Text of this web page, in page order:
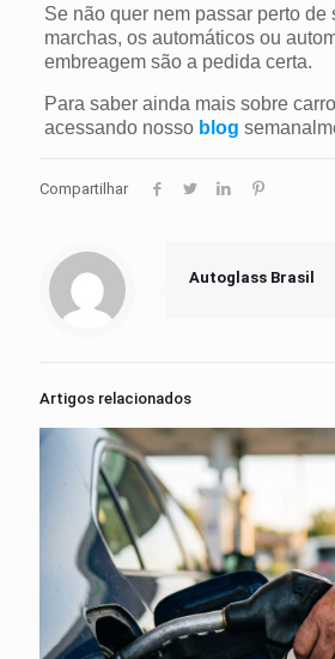
Se não quer nem passar perto de
marchas, os automáticos ou
embreagem são a pedida certa.
Para saber ainda mais sobre
acessando nosso blog
Compartilhar
Autoglass Brasil
Artigos relacionados